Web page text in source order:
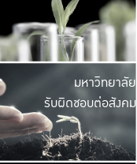
มีพื้นที่เขียวสดใส
เป็นป่าในเมือง เกษต
มหาวิ
ค
เปิดประ
และพบเรื่องราวใ
มหาวิทยาลัย
รับผิดชอบต่อสังคม